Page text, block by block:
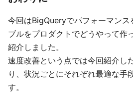
今回はBigQueryでパフォーマンス
ブルをプロダクトでどうやって作
紹介しました。
速度改善という点では今回紹介し
り、状況ごとにそれぞれ最適な手
す。